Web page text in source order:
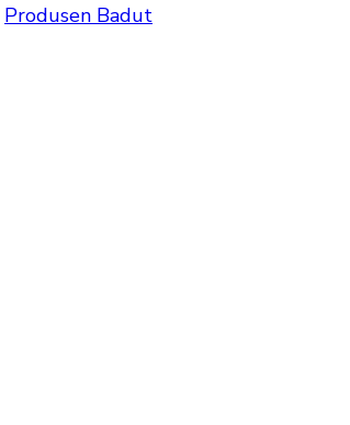
Produsen Badut